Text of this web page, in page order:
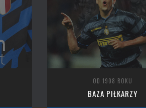
OD 1908 ROKU
BAZA PIŁKARZY